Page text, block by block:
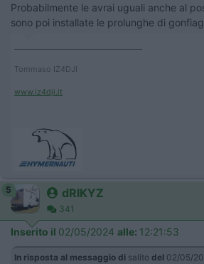
Probabilmente le avrai uguali anche al
sono poi installate le prolunghe di
Tommaso IZ4DJI
www.iz4dji.it
5 dRIKYZ
341
Inserito il 02/05/2024 alle: 12:21:53
In risposta al messaggio di salito del 02/05/